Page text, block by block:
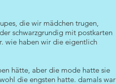
die wir mädchen trugen,
schwarzgrundig mit postkarten
wie haben wir die eigentlich
hätte, aber die mode hatte sie
die engsten hatte. damals war